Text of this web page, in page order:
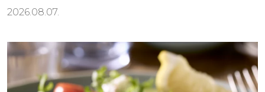
2026.08.07.